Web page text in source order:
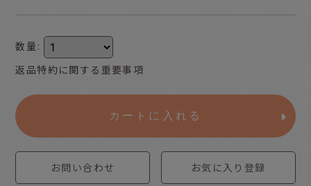
数量 :
返品特約に関する重要事項
カートに入れる
お問い合わせ お気に入り登録